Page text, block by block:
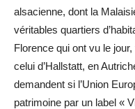
alsacienne, dont la
véritables quartiers
Florence qui ont vu le
celui d’Hallstatt, en
demandent si l’Union
patrimoine par un label «